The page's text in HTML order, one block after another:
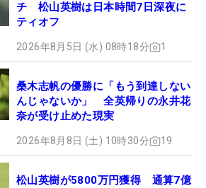
チ 松山英樹は日本時間7日深夜に
ティオフ
2026年8月5日 (水) 08時18分 1
桑木志帆の優勝に「もう到達しない
んじゃないか」 全英帰りの永井花
奈が受け止めた現実
2026年8月8日 (土) 10時30分 19
松山英樹が5800万円獲得 通算7億